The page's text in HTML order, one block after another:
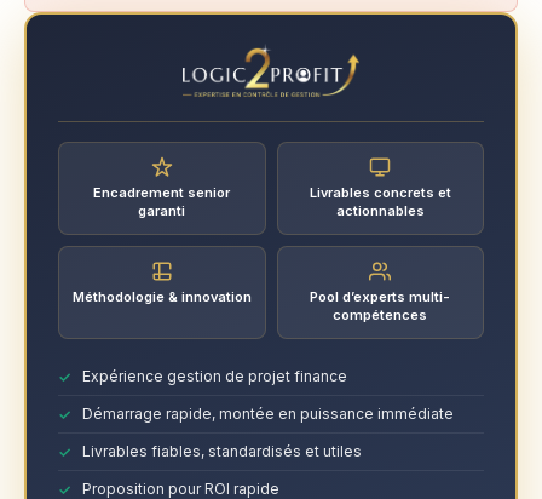
Encadrement senior
garanti
Livrables concrets et
actionnables
Méthodologie & innovation
Pool d’experts multi-
compétences
Expérience gestion de projet finance
Démarrage rapide, montée en puissance immédiate
Livrables fiables, standardisés et utiles
Proposition pour ROI rapide